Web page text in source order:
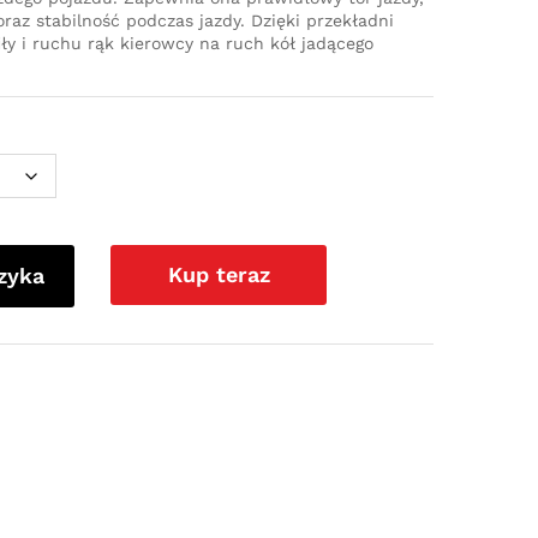
stabilność podczas jazdy. Dzięki przekładni
i ruchu rąk kierowcy na ruch kół jadącego
Kup teraz